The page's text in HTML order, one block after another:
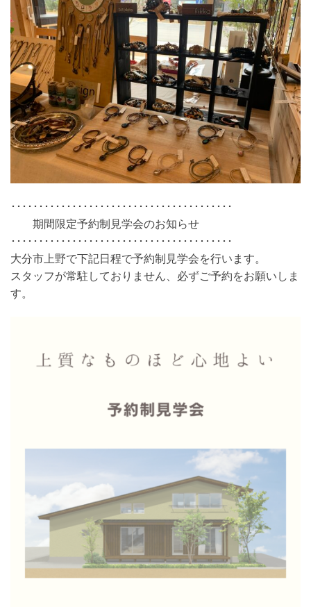
････････････････････････････････････････
期間限定予約制見学会のお知らせ
････････････････････････････････････････
大分市上野で下記日程で予約制見学会を行います。
スタッフが常駐しておりません、必ずご予約をお願いしま
す。